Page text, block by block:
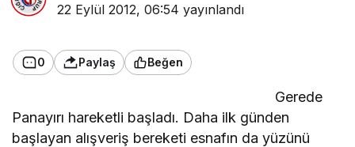
22 Eylül 2012, 06:54 yayınlandı
0 Paylaş Beğen
Gerede
Panayırı hareketli başladı. Daha ilk günden
başlayan alışveriş bereketi esnafın da yüzünü